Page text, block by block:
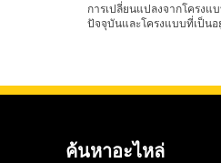
การเปลี่ยนแปลงจากโครง
ปัจจุบันและโครงแบบที่เป็น
ค้นหาอะไหล่